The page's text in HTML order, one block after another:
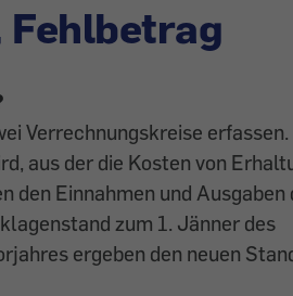
Fehlbetrag
Verrechnungskreise erfassen.
aus der die Kosten von
den Einnahmen und Ausgaben
zum 1. Jänner des
ergeben den neuen